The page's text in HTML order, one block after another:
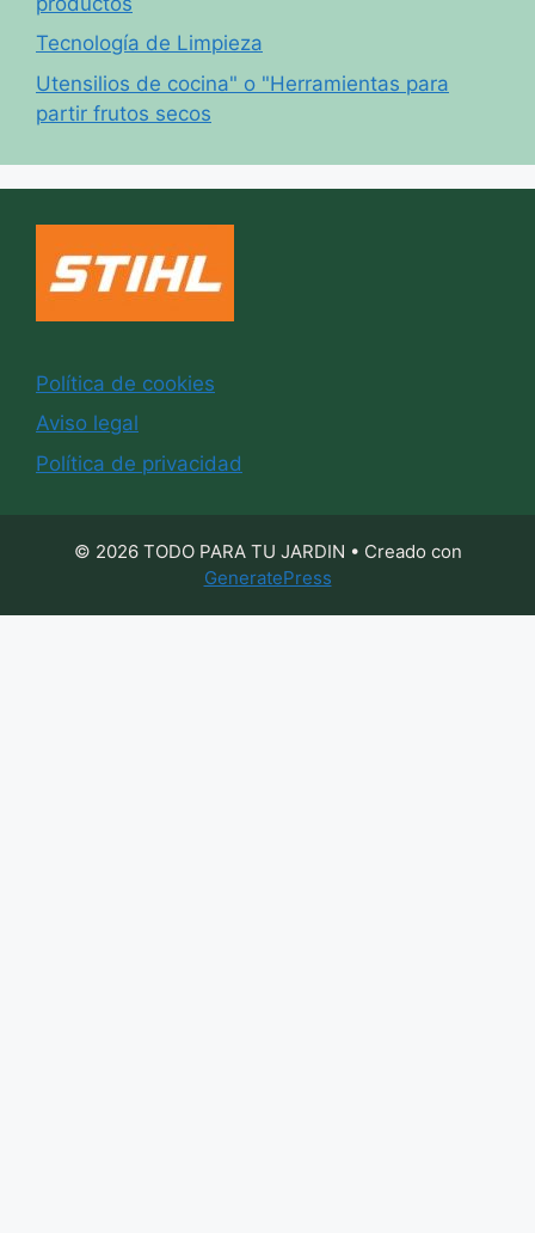
Tecnología de Limpieza
Utensilios de cocina" o "Herramientas para
partir frutos secos
Política de cookies
Aviso legal
Política de privacidad
© 2026 TODO PARA TU JARDIN • Creado con
GeneratePress